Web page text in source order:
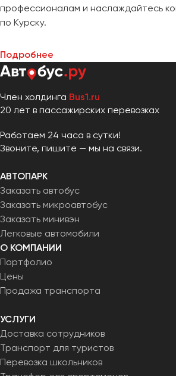
профессионалам и наслаждайтесь
по Курску.
Подробнее
Член холдинга Bus1.ru
20 лет в пассажирских перевозках
Работаем 24 часа в сутки!
Звоните, пишите — мы на связи.
АВТОПАРК
Заказать автобус
Заказать микроавтобус
Заказать минивэн
Легковые автомобили
О КОМПАНИИ
Портфолио
Цены
Продажа транспорта
УСЛУГИ
Доставка сотрудников
Транспорт для туристов
Перевозка школьников